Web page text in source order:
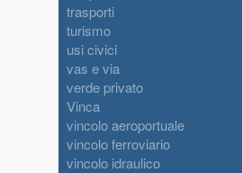
trasporti
turismo
usi civici
vas e via
verde privato
Vinca
vincolo aeroportuale
vincolo ferroviario
vincolo idraulico